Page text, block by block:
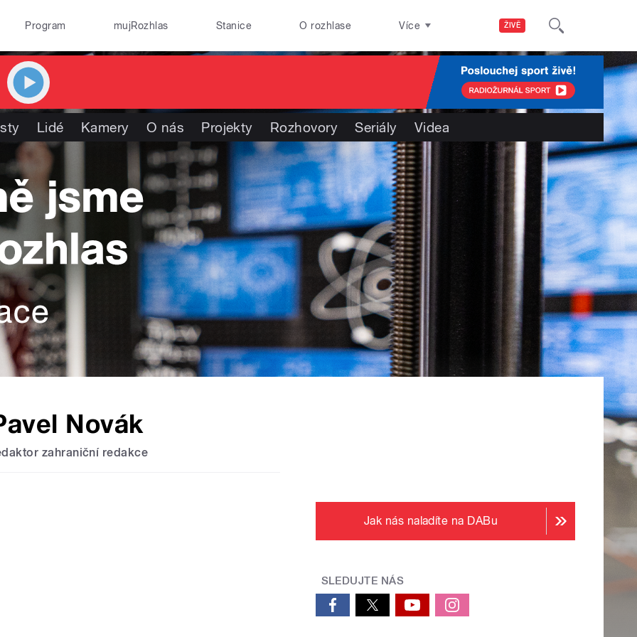
ŽIVĚ
Program mujRozhlas Stanice O rozhlase Více
Lidé Kamery O nás Projekty Rozhovory Seriály Videa
Novák
zahraniční redakce
Jak nás naladíte na DABu
SLEDUJTE NÁS